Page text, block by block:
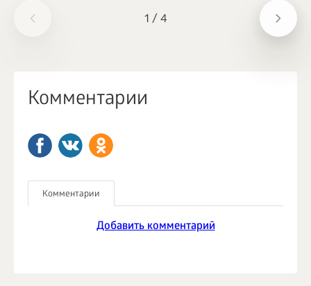
1 / 4
Комментарии
Комментарии
Добавить комментарий